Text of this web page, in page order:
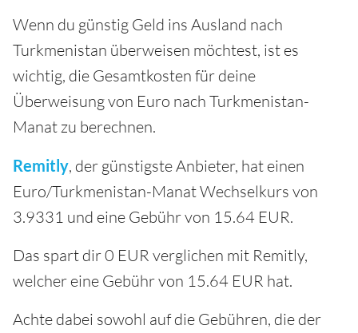
Wenn du günstig Geld ins Ausland nach
Turkmenistan überweisen möchtest, ist es
wichtig, die Gesamtkosten für deine
Überweisung von Euro nach Turkmenistan-
Manat zu berechnen.
Remitly, der günstigste Anbieter, hat einen
Euro/Turkmenistan-Manat Wechselkurs von
3.9331 und eine Gebühr von 15.64 EUR.
Das spart dir 0 EUR verglichen mit Remitly,
welcher eine Gebühr von 15.64 EUR hat.
Achte dabei sowohl auf die Gebühren, die der